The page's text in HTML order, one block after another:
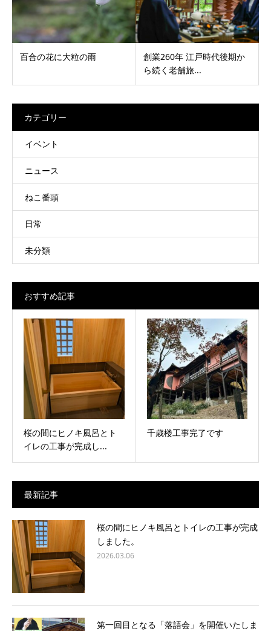
百合の花に大粒の雨
創業260年 江戸時代後期か
ら続く老舗旅...
カテゴリー
イベント
ニュース
ねこ番頭
日常
未分類
おすすめ記事
桜の間にヒノキ風呂とト
イレの工事が完成し...
千歳楼工事完了です
最新記事
桜の間にヒノキ風呂とトイレの工事が完成
しました。
2026.03.06
第一回目となる「落語会」を開催いたしま